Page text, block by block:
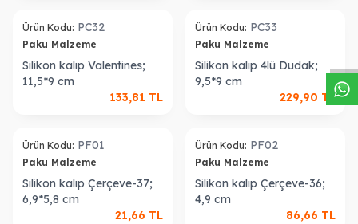
Ürün Kodu: PC32
Paku Malzeme
Silikon kalıp Valentines;
11,5*9 cm
133,81 TL
Ürün Kodu: PC33
Paku Malzeme
Silikon kalıp 4lü Dudak;
9,5*9 cm
229,90 TL
Ürün Kodu: PF01
Paku Malzeme
Silikon kalıp Çerçeve-37;
6,9*5,8 cm
21,66 TL
Ürün Kodu: PF02
Paku Malzeme
Silikon kalıp Çerçeve-36;
4,9 cm
86,66 TL